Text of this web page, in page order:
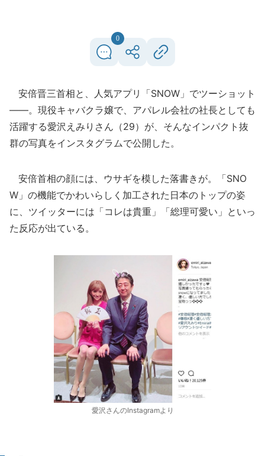
0
安倍晋三首相と、人気アプリ「SNOW」でツーショット
――。現役キャバクラ嬢で、アパレル会社の社長としても
活躍する愛沢えみりさん（29）が、そんなインパクト抜
群の写真をインスタグラムで公開した。
安倍首相の顔には、ウサギを模した落書きが。「SNO
W」の機能でかわいらしく加工された日本のトップの姿
に、ツイッターには「コレは貴重」「総理可愛い」といっ
た反応が出ている。
愛沢さんのInstagramより